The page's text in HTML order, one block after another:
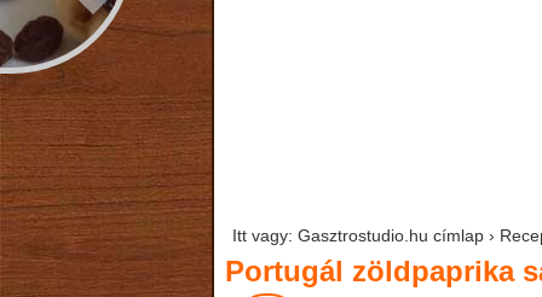
Itt vagy: Gasztrostudio.hu címlap ›
Portugál zöldpaprika